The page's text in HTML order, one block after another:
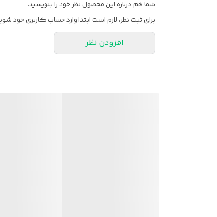
شما هم درباره این محصول نظر خود را بنویسید.
برای ثبت نظر، لازم است ابتدا وارد حساب کاربری خود
افزودن نظر